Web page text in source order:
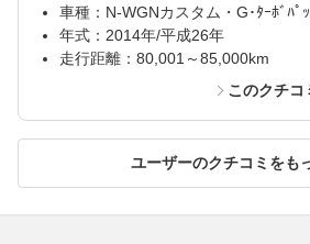
車種：N-WGNカスタム・G･ﾀｰﾎﾞﾊﾟｯ
年式：2014年/平成26年
走行距離：80,001～85,000km
このクチコ
ユーザーのクチコミをも